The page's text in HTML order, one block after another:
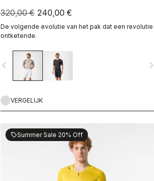
320,00 € 240,00 €
De volgende evolutie van het pak dat een revolutie
ontketende.
navigate_before navigate_next
VERGELIJK
sellSummer Sale 20% Off